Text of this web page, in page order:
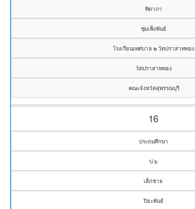
ทิดาภา
ชุ่มเพ็งพันธ์
โรงเรียนเทศบาล ๒ วัดปราสาททอง
วัดปราสาททอง
คณะจังหวัดสุพรรณบุรี
16
ประถมศึกษา
ป.๖
เด็กชาย
ปิยะพันธ์